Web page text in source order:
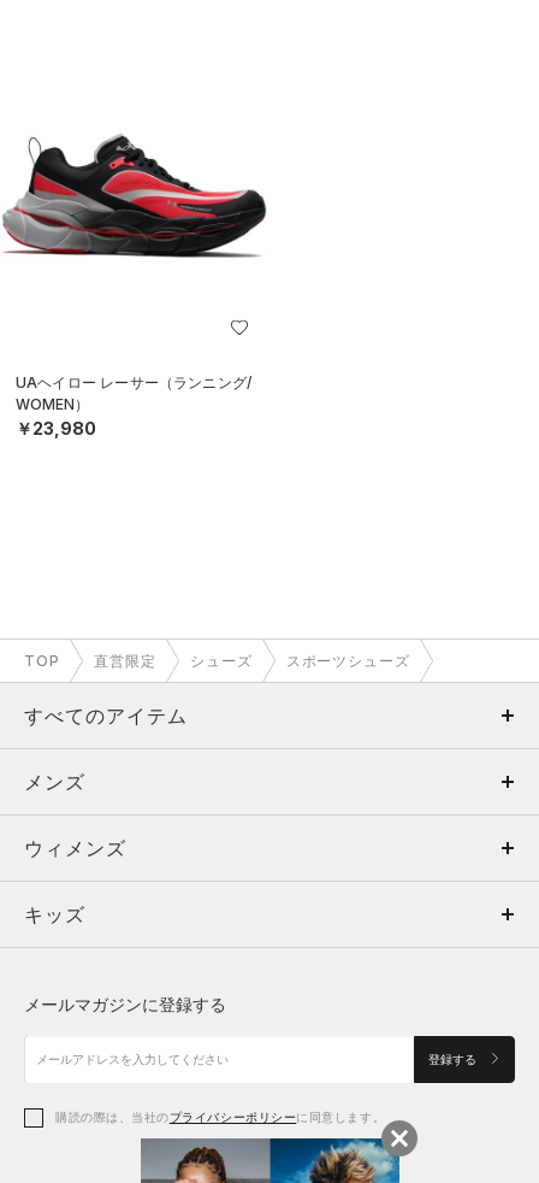
UAヘイロー レーサー（ランニング/
WOMEN）
￥23,980
TOP 直営限定 シューズ スポーツシューズ
すべてのアイテム
メンズ
ウィメンズ
キッズ
アクセサリー
メンズ
トップス
ボトムス
アクセサリー
ウィメンズ
トップス
シューズ
アクセサリー
キッズ
シューズ
メールマガジンに登録する
登録する
購読の際は、当社のプライバシーポリシーに同意します。